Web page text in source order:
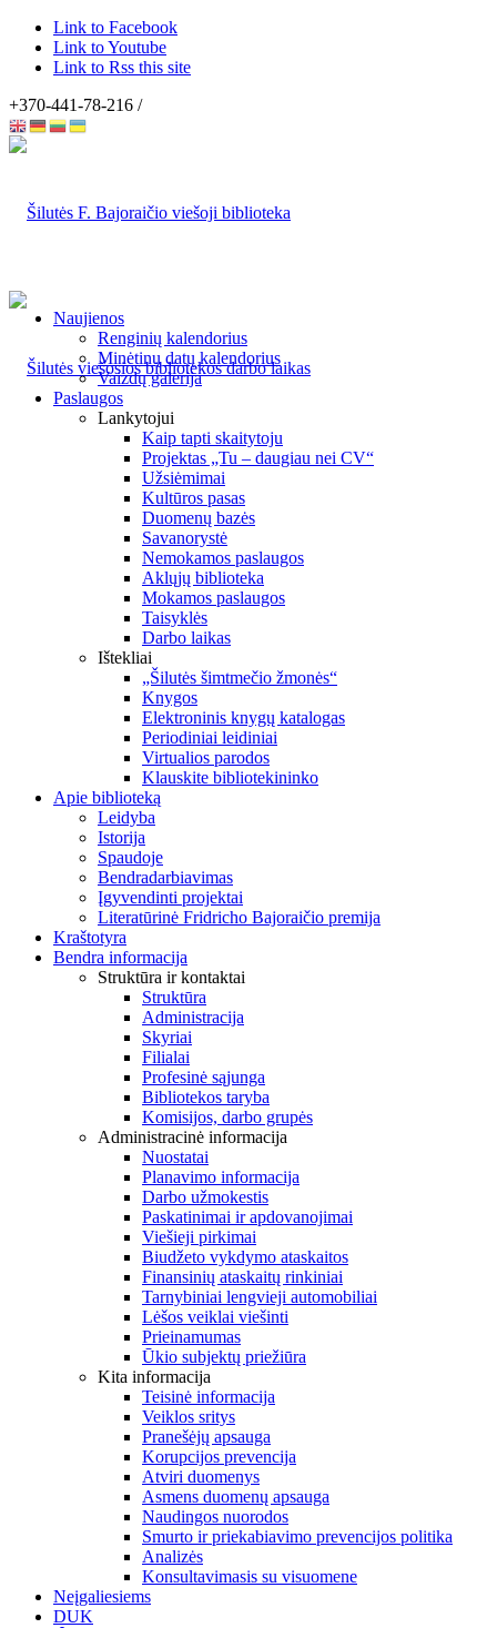
Link to Facebook
Link to Youtube
Link to Rss this site
+370-441-78-216 /
Naujienos
Renginių kalendorius
Minėtinų datų kalendorius
Vaizdų galerija
Paslaugos
Lankytojui
Kaip tapti skaitytoju
Projektas „Tu – daugiau nei CV“
Užsiėmimai
Kultūros pasas
Duomenų bazės
Savanorystė
Nemokamos paslaugos
Aklųjų biblioteka
Mokamos paslaugos
Taisyklės
Darbo laikas
Ištekliai
„Šilutės šimtmečio žmonės“
Knygos
Elektroninis knygų katalogas
Periodiniai leidiniai
Virtualios parodos
Klauskite bibliotekininko
Apie biblioteką
Leidyba
Istorija
Spaudoje
Bendradarbiavimas
Įgyvendinti projektai
Literatūrinė Fridricho Bajoraičio premija
Kraštotyra
Bendra informacija
Struktūra ir kontaktai
Struktūra
Administracija
Skyriai
Filialai
Profesinė sąjunga
Bibliotekos taryba
Komisijos, darbo grupės
Administracinė informacija
Nuostatai
Planavimo informacija
Darbo užmokestis
Paskatinimai ir apdovanojimai
Viešieji pirkimai
Biudžeto vykdymo ataskaitos
Finansinių ataskaitų rinkiniai
Tarnybiniai lengvieji automobiliai
Lėšos veiklai viešinti
Prieinamumas
Ūkio subjektų priežiūra
Kita informacija
Teisinė informacija
Veiklos sritys
Pranešėjų apsauga
Korupcijos prevencija
Atviri duomenys
Asmens duomenų apsauga
Naudingos nuorodos
Smurto ir priekabiavimo prevencijos politika
Analizės
Konsultavimasis su visuomene
Neįgaliesiems
DUK